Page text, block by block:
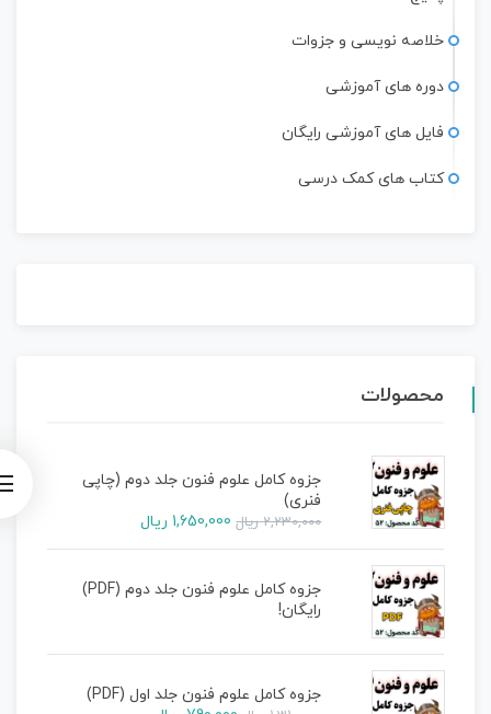
خلاصه نویسی و جزوات
دوره های آموزشی
فایل های آموزشی رایگان
کتاب های کمک درسی
محصولات
جزوه کامل علوم فنون جلد دوم (چاپی
فنری)
2,230,000 ریال 1,650,000 ریال
جزوه کامل علوم فنون جلد دوم (PDF)
رایگان!
جزوه کامل علوم فنون جلد اول (PDF)